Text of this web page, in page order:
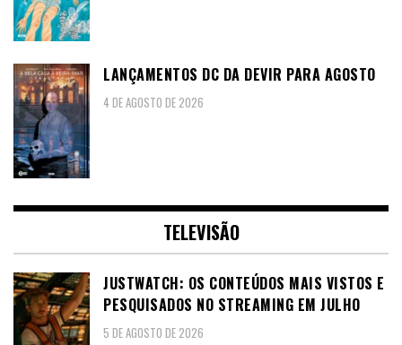
LANÇAMENTOS DC DA DEVIR PARA AGOSTO
4 DE AGOSTO DE 2026
TELEVISÃO
JUSTWATCH: OS CONTEÚDOS MAIS VISTOS E
PESQUISADOS NO STREAMING EM JULHO
5 DE AGOSTO DE 2026